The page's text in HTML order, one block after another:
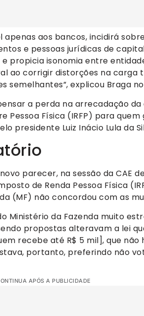
apenas aos bancos, incidirá
e pessoas jurídicas de
propicia isonomia entre
ao corrigir distorções na carga
semelhantes”, explicou Braga
a perda na arrecadação
Pessoa Física (IRFP) para quem
presidente Luiz Inácio Lula da
parecer, na sessão da CAE
de Renda Pessoa Física
(MF) não concordou com as
Ministério da Fazenda muito
propostas alteravam a lei
recebe até R$ 5 mil], que
portanto, preferindo não
APÓS A PUBLICIDADE